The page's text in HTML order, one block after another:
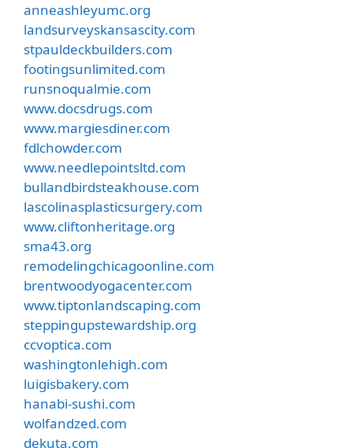
anneashleyumc.org
landsurveyskansascity.com
stpauldeckbuilders.com
footingsunlimited.com
runsnoqualmie.com
www.docsdrugs.com
www.margiesdiner.com
fdlchowder.com
www.needlepointsltd.com
bullandbirdsteakhouse.com
lascolinasplasticsurgery.com
www.cliftonheritage.org
sma43.org
remodelingchicagoonline.com
brentwoodyogacenter.com
www.tiptonlandscaping.com
steppingupstewardship.org
ccvoptica.com
washingtonlehigh.com
luigisbakery.com
hanabi-sushi.com
wolfandzed.com
dekuta.com